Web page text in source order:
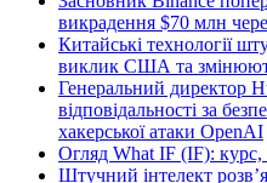
викрадення $70 млн
Китайські технології
виклик США та
Генеральний директор
відповідальності за
хакерської атаки OpenAI
Огляд What IF (IF): курс,
Штучний інтелект